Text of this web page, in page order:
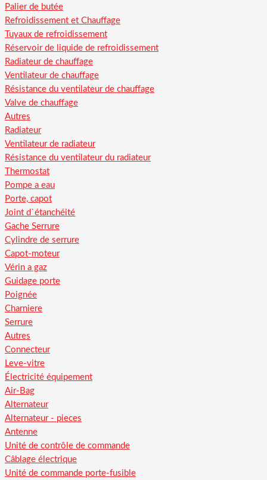
Palier de butée
Refroidissement et Chauffage
Tuyaux de refroidissement
Réservoir de liquide de refroidissement
Radiateur de chauffage
Ventilateur de chauffage
Résistance du ventilateur de chauffage
Valve de chauffage
Autres
Radiateur
Ventilateur de radiateur
Résistance du ventilateur du radiateur
Thermostat
Pompe a eau
Porte, capot
Joint d`étanchéité
Gache Serrure
Cylindre de serrure
Capot-moteur
Vérin a gaz
Guidage porte
Poignée
Charniere
Serrure
Autres
Connecteur
Leve-vitre
Électricité équipement
Air-Bag
Alternateur
Alternateur - pieces
Antenne
Unité de contrôle de commande
Câblage électrique
Unité de commande porte-fusible